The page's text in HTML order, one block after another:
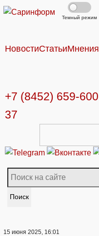
Темный режим
НовостиСтатьиМнения
+7 (8452) 659-600
37
Поиск
15 июня 2025, 16:01